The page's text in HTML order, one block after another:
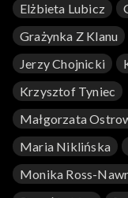
Elżbieta Lubicz
Grażynka Z Klanu
Jerzy Chojnicki
Krzysztof Tyniec
Małgorzata
Maria Niklińska
Monika Ross-